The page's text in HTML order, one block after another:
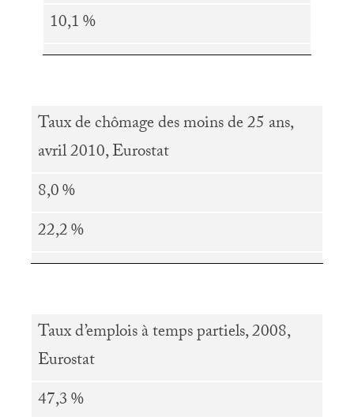
10,1%
Taux de chômage des moins de 25 ans,
avril 2010, Eurostat
8,0%
22,2%
Taux d’emplois à temps partiels, 2008,
Eurostat
47,3%